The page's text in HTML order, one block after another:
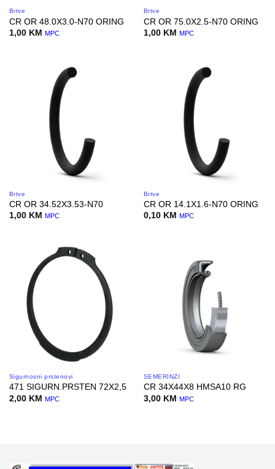
Brtve
CR OR 48.0X3.0-N70 ORING
1,00 KM MPC
Brtve
CR OR 75.0X2.5-N70 ORING
1,00 KM MPC
Brtve
CR OR 34.52X3.53-N70
1,00 KM MPC
Brtve
CR OR 14.1X1.6-N70 ORING
0,10 KM MPC
Sigurnosni prstenovi
471 SIGURN.PRSTEN 72X2,5
2,00 KM MPC
SEMERINZI
CR 34X44X8 HMSA10 RG
3,00 KM MPC